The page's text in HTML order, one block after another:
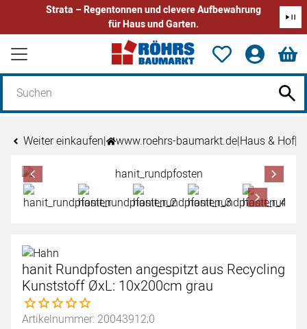
Strata – Regentonnen und clevere Aufbewahrung
für Haus und Garten.
Zum Hauptinhalt springen
Weiter einkaufen| www.roehrs-baumarkt.de|Haus & Hof|
Produktgalerie
Zur Kaufbox springen
hanit Rundpfosten angespitzt aus Recycling
Kunststoff ØxL: 10x200cm grau
Noch keine Bewertungen abgegeben
Artikelnummer: 20043912;0